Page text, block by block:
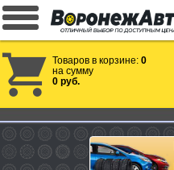
Товаров в корзине: 0
на сумму
0 руб.